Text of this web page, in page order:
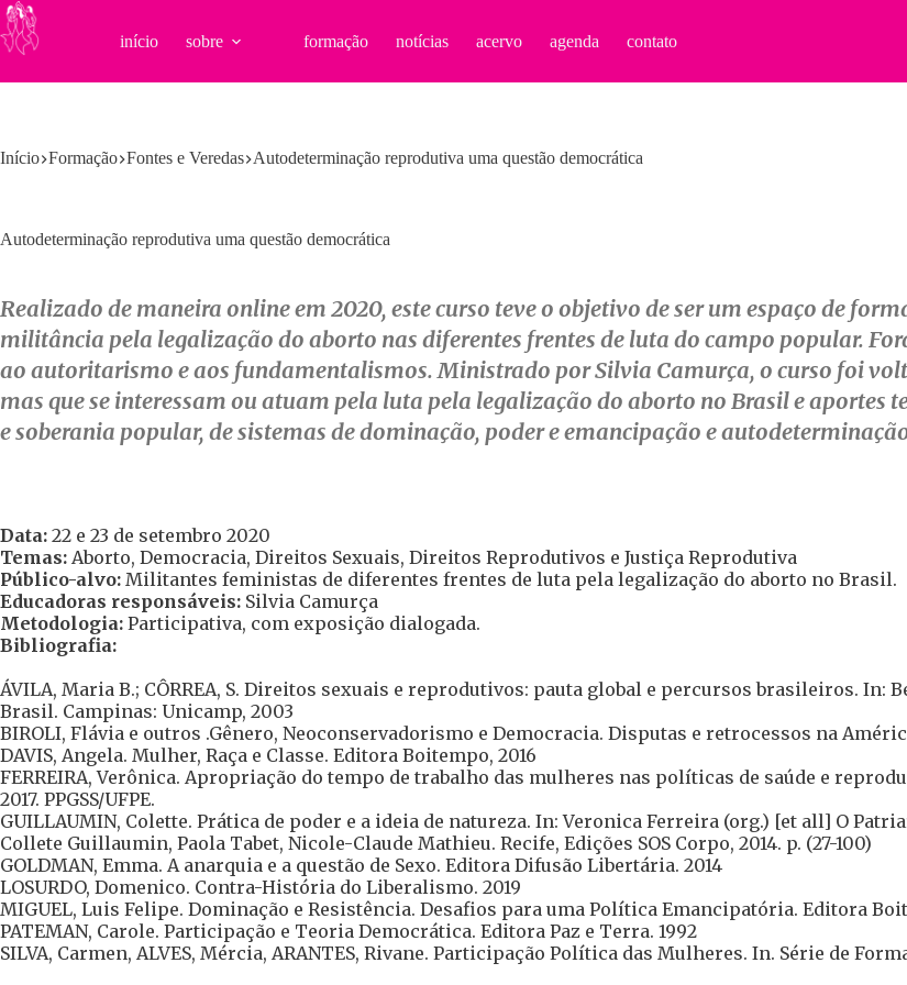
Pular
para
o
início sobre formação notícias acervo agenda contato
Início Formação Fontes e Veredas Autodeterminação reprodutiva uma questão democrática
Autodeterminação reprodutiva uma questão democrática
Realizado de maneira online em 2020, este curso teve o objetivo de ser um espaço de
militância pela legalização do aborto nas diferentes frentes de luta do campo popular.
ao autoritarismo e aos fundamentalismos. Ministrado por Silvia Camurça, o curso foi
mas que se interessam ou atuam pela luta pela legalização do aborto no Brasil e
e soberania popular, de sistemas de dominação, poder e emancipação e
Data: 22 e 23 de setembro 2020
Temas: Aborto, Democracia, Direitos Sexuais, Direitos Reprodutivos e Justiça Reprodutiva
Público-alvo: Militantes feministas de diferentes frentes de luta pela legalização do aborto no Brasil.
Educadoras responsáveis: Silvia Camurça
Metodologia: Participativa, com exposição dialogada.
Bibliografia:
ÁVILA, Maria B.; CÔRREA, S. Direitos sexuais e reprodutivos: pauta global e percursos brasileiros. In:
Brasil. Campinas: Unicamp, 2003
BIROLI, Flávia e outros .Gênero, Neoconservadorismo e Democracia. Disputas e retrocessos na
DAVIS, Angela. Mulher, Raça e Classe. Editora Boitempo, 2016
FERREIRA, Verônica. Apropriação do tempo de trabalho das mulheres nas políticas de saúde e
2017. PPGSS/UFPE.
GUILLAUMIN, Colette. Prática de poder e a ideia de natureza. In: Veronica Ferreira (org.) [et all] O
Collete Guillaumin, Paola Tabet, Nicole-Claude Mathieu. Recife, Edições SOS Corpo, 2014. p. (27-100)
GOLDMAN, Emma. A anarquia e a questão de Sexo. Editora Difusão Libertária. 2014
LOSURDO, Domenico. Contra-História do Liberalismo. 2019
MIGUEL, Luis Felipe. Dominação e Resistência. Desafios para uma Política Emancipatória. Editora
PATEMAN, Carole. Participação e Teoria Democrática. Editora Paz e Terra. 1992
SILVA, Carmen, ALVES, Mércia, ARANTES, Rivane. Participação Política das Mulheres. In. Série de